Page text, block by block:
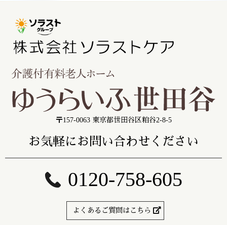
〒157-0063 東京都世田谷区粕谷2-8-5
お気軽にお問い合わせください
0120-758-605
よくあるご質問はこちら